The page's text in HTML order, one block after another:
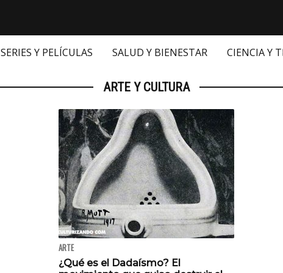
SERIES Y PELÍCULAS SALUD Y BIENESTAR CIENCIA Y
ARTE Y CULTURA
ARTE
¿Qué es el Dadaísmo? El